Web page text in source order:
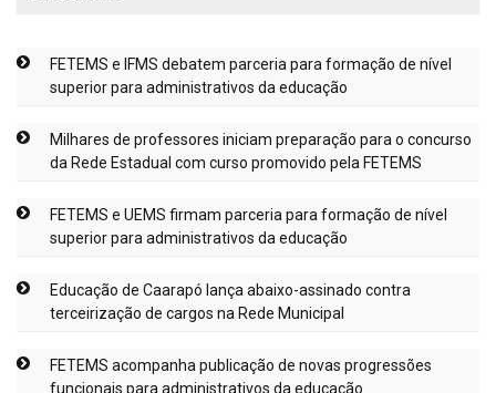
FETEMS e IFMS debatem parceria para formação de nível
superior para administrativos da educação
Milhares de professores iniciam preparação para o concurso
da Rede Estadual com curso promovido pela FETEMS
FETEMS e UEMS firmam parceria para formação de nível
superior para administrativos da educação
Educação de Caarapó lança abaixo-assinado contra
terceirização de cargos na Rede Municipal
FETEMS acompanha publicação de novas progressões
funcionais para administrativos da educação